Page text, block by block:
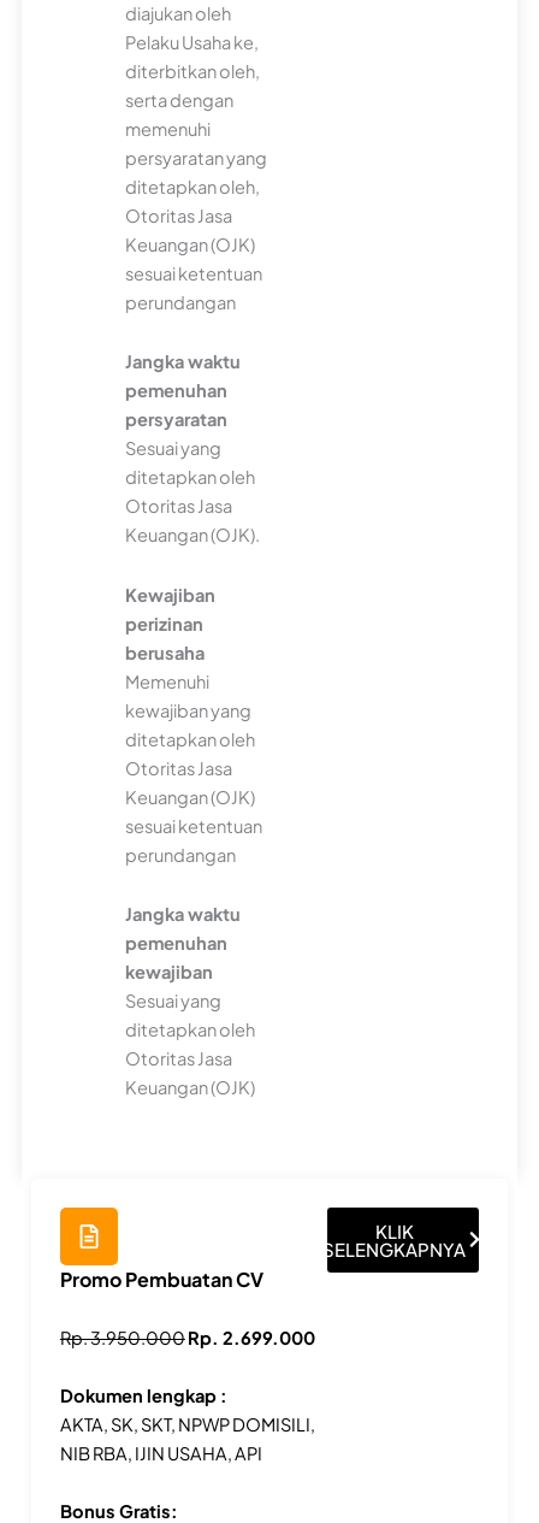
diajukan oleh
Pelaku Usaha ke,
diterbitkan oleh,
serta dengan
memenuhi
persyaratan yang
ditetapkan oleh,
Otoritas Jasa
Keuangan (OJK)
sesuai ketentuan
perundangan
Jangka waktu
pemenuhan
persyaratan
Sesuai yang
ditetapkan oleh
Otoritas Jasa
Keuangan (OJK).
Kewajiban
perizinan
berusaha
Memenuhi
kewajiban yang
ditetapkan oleh
Otoritas Jasa
Keuangan (OJK)
sesuai ketentuan
perundangan
Jangka waktu
pemenuhan
kewajiban
Sesuai yang
ditetapkan oleh
Otoritas Jasa
Keuangan (OJK)
Promo Pembuatan CV
Rp. 3.950.000Rp. 2.699.000
Dokumen lengkap :
AKTA, SK, SKT, NPWP DOMISILI,
NIB RBA, IJIN USAHA, API
Bonus Gratis:
KLIK
SELENGKAPNYA